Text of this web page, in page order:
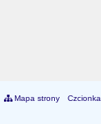
Mapa strony Czcionka